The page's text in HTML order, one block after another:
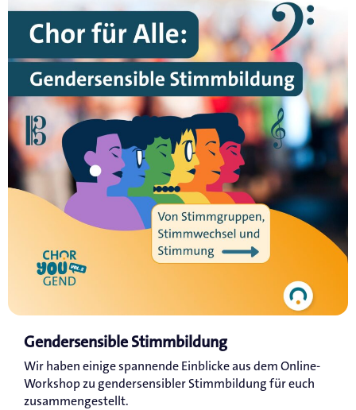
Gendersensible Stimmbildung
Wir haben einige spannende Einblicke aus dem Online-
Workshop zu gendersensibler Stimmbildung für euch
zusammengestellt.